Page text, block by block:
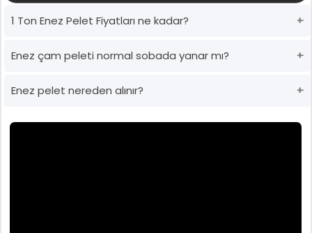
1 Ton Enez Pelet Fiyatları ne kadar?
Enez çam peleti normal sobada yanar mı?
Enez pelet nereden alınır?